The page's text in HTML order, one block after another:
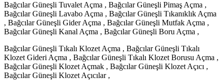
Bağcılar Güneşli Tuvalet Açma , Bağcılar Güneşli Pimaş Açma ,
Bağcılar Güneşli Lavabo Açma , Bağcılar Güneşli Tıkanıklık Açma
, Bağcılar Güneşli Gider Açma , Bağcılar Güneşli Mutfak Açma ,
Bağcılar Güneşli Kanal Açma , Bağcılar Güneşli Boru Açma ,
Bağcılar Güneşli Tıkalı Klozet Açma , Bağcılar Güneşli Tıkalı
Klozet Gideri Açma , Bağcılar Güneşli Tıkalı Klozet Borusu Açma ,
Bağcılar Güneşli Klozet Açmak , Bağcılar Güneşli Klozet Açıcı ,
Bağcılar Güneşli Klozet Açıcılar ,